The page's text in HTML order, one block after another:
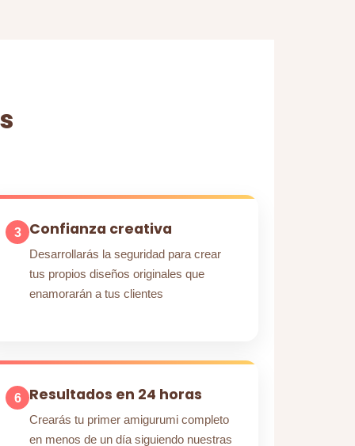
3 Confianza creativa
Desarrollarás la seguridad para crear
tus propios diseños originales que
enamorarán a tus clientes
6 Resultados en 24 horas
Crearás tu primer amigurumi completo
en menos de un día siguiendo nuestras